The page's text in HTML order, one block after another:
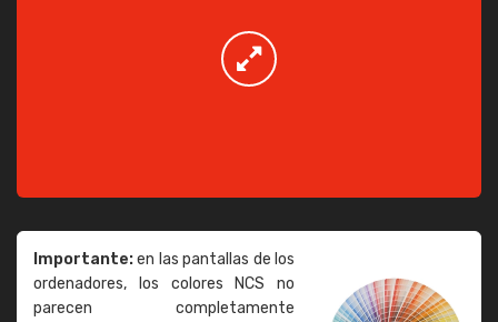
Importante:en las pantallas de los
ordenadores, los colores NCS no
parecen completamente